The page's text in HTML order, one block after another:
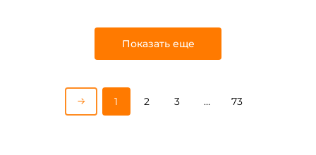
Показать еще
1 2 3 … 73